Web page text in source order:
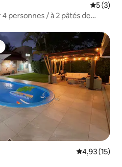
5 (3)
personnes / à 2 pâtés de
Évaluation
4,93 (15)